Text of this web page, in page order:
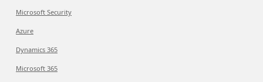
Microsoft Security
Azure
Dynamics 365
Microsoft 365